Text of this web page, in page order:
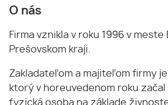
O nás
Firma vznikla v roku 1996 v meste
Prešovskom kraji.
Zakladateľom a majiteľom firmy je
ktorý v horeuvedenom roku začal
fyzická osoba na základe